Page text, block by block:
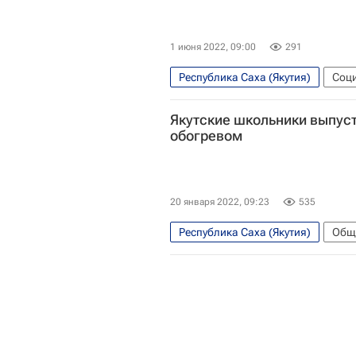
1 июня 2022, 09:00 291
Республика Саха (Якутия)
Санкт-Петербург
Россия
Московский музей современного
Якутские школьники
обогревом
20 января 2022, 09:23 535
Республика Саха (Якутия)
Кванториум
Социальный